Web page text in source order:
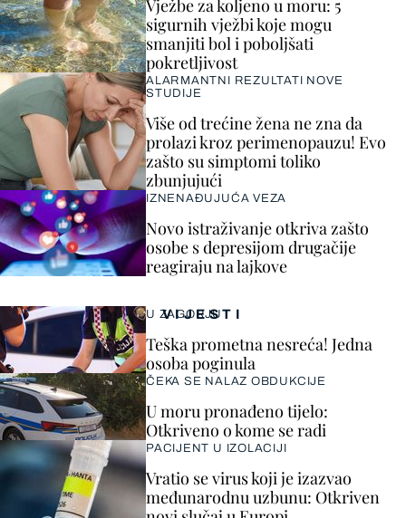
VIJESTI
U ZAGORJU
Teška prometna nesreća! Jedna
osoba poginula
ČEKA SE NALAZ OBDUKCIJE
U moru pronađeno tijelo:
Otkriveno o kome se radi
PACIJENT U IZOLACIJI
Vratio se virus koji je izazvao
međunarodnu uzbunu: Otkriven
Vježbe za koljeno u moru: 5
sigurnih vježbi koje mogu
smanjiti bol i poboljšati
pokretljivost
ALARMANTNI REZULTATI NOVE
STUDIJE
Više od trećine žena ne zna da
prolazi kroz perimenopauzu! Evo
zašto su simptomi toliko
zbunjujući
IZNENAĐUJUĆA VEZA
Novo istraživanje otkriva zašto
osobe s depresijom drugačije
reagiraju na lajkove